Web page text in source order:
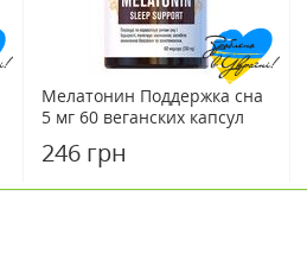
Мелатонин Поддержка сна
5 мг 60 веганских капсул
246 грн